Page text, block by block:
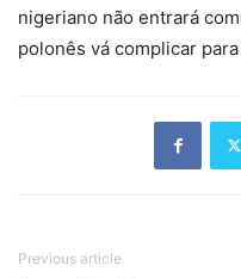
nigeriano não entrará
polonês vá complicar para
Previous article